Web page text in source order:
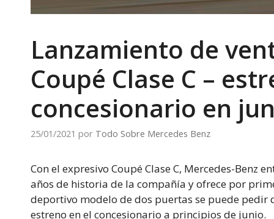
Lanzamiento de
Coupé Clase C –
concesionario en
25/01/2021 por Todo Sobre Mercedes Benz
Con el expresivo Coupé Clase C, Mercedes-Benz
años de historia de la compañía y ofrece por
deportivo modelo de dos puertas se puede pedir
estreno en el concesionario a principios de junio.